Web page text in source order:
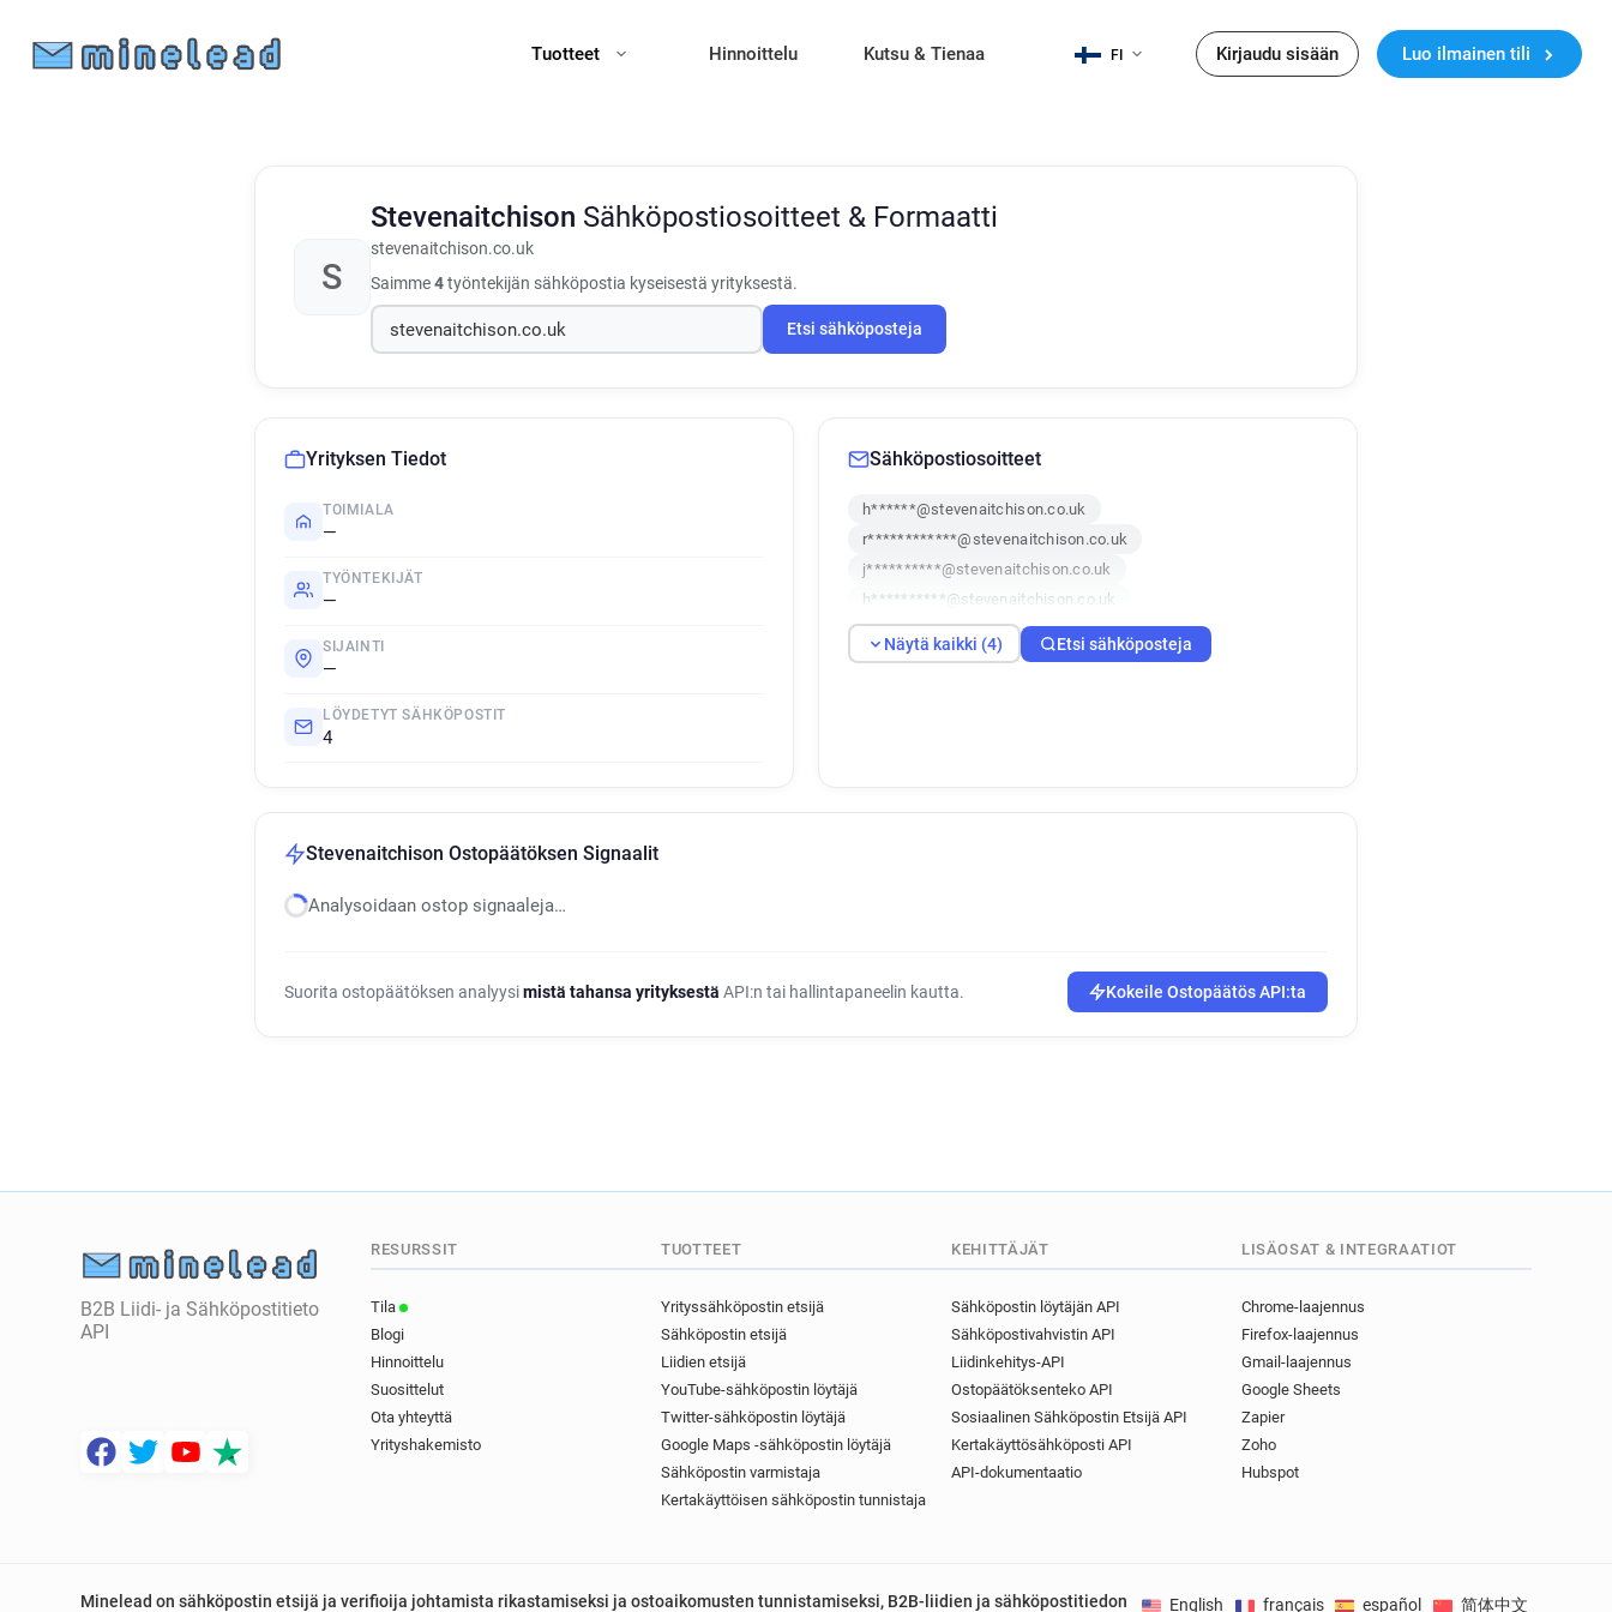
Tuotteet Hinnoittelu Kutsu & Tienaa FI Kirjaudu sisään Luo ilmainen tili
S
Stevenaitchison Sähköpostiosoitteet & Formaatti
stevenaitchison.co.uk
Saimme4työntekijän sähköpostia kyseisestä yrityksestä.
Etsi sähköposteja
Yrityksen Tiedot
TOIMIALA
—
TYÖNTEKIJÄT
—
SIJAINTI
—
LÖYDETYT SÄHKÖPOSTIT
4
Sähköpostiosoitteet
h******@stevenaitchison.co.uk
r************@stevenaitchison.co.uk
j**********@stevenaitchison.co.uk
h**********@stevenaitchison.co.uk
Näytä kaikki (4) Etsi sähköposteja
Stevenaitchison Ostopäätöksen Signaalit
Analysoidaan ostop signaaleja…
Suorita ostopäätöksen analyysimistä tahansa yrityksestä API:n tai hallintapaneelin kautta. Kokeile Ostopäätös API:ta
B2B Liidi- ja Sähköpostitieto
API
RESURSSIT
Tila
Blogi
Hinnoittelu
Suosittelut
Ota yhteyttä
Yrityshakemisto
TUOTTEET
Yrityssähköpostin etsijä
Sähköpostin etsijä
Liidien etsijä
YouTube-sähköpostin löytäjä
Twitter-sähköpostin löytäjä
Google Maps -sähköpostin löytäjä
Sähköpostin varmistaja
Kertakäyttöisen sähköpostin tunnistaja
KEHITTÄJÄT
Sähköpostin löytäjän API
Sähköpostivahvistin API
Liidinkehitys-API
Ostopäätöksenteko API
Sosiaalinen Sähköpostin Etsijä API
Kertakäyttösähköposti API
API-dokumentaatio
LISÄOSAT & INTEGRAATIOT
Chrome-laajennus
Firefox-laajennus
Gmail-laajennus
Google Sheets
Zapier
Zoho
Hubspot
Minelead on sähköpostin etsijä ja verifioija johtamista rikastamiseksi ja ostoaikomusten tunnistamiseksi, B2B-liidien ja sähköpostitiedon
English français español 简体中文